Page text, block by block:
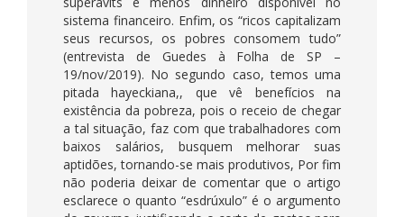
sistema financeiro. Enfim, os “ricos capitalizam
seus recursos, os pobres consomem tudo”
(entrevista de Guedes à Folha de SP –
19/nov/2019). No segundo caso, temos uma
pitada hayeckiana,, que vê benefícios na
existência da pobreza, pois o receio de chegar
a tal situação, faz com que trabalhadores com
baixos salários, busquem melhorar suas
aptidões, tornando-se mais produtivos, Por fim
não poderia deixar de comentar que o artigo
esclarece o quanto “esdrúxulo” é o argumento